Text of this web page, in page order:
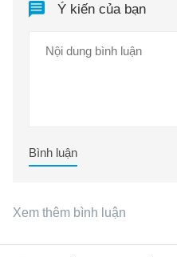
Ý kiến của bạn
Bình luận
Xem thêm bình luận